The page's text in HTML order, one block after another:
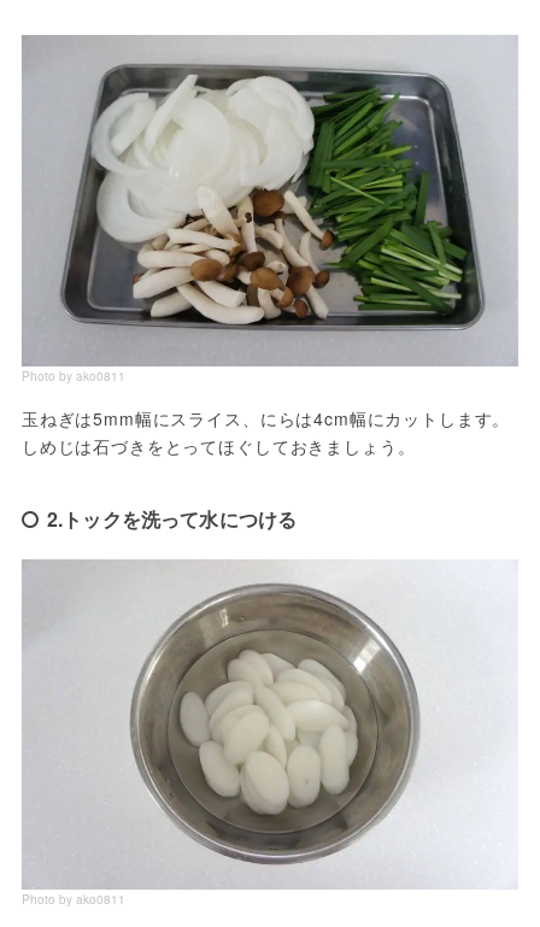
Photo by ako0811
玉ねぎは5mm幅にスライス、にらは4cm幅にカットします。
しめじは石づきをとってほぐしておきましょう。
2.トックを洗って水につける
Photo by ako0811